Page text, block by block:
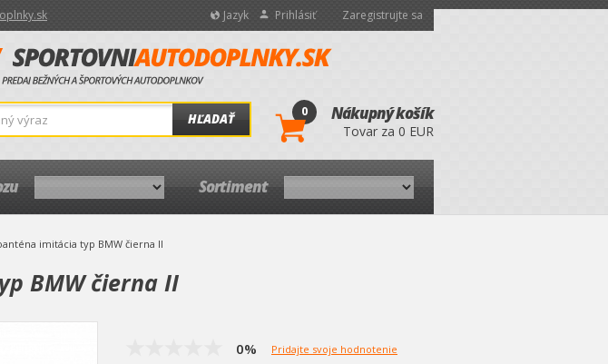
Jazyk Prihlásiť Zaregistrujte sa
HĽADAŤ 0 Nákupný košík
Tovar za 0 EUR
Sortiment
imitácia typ BMW čierna II
BMW čierna II
0% Pridajte svoje hodnotenie